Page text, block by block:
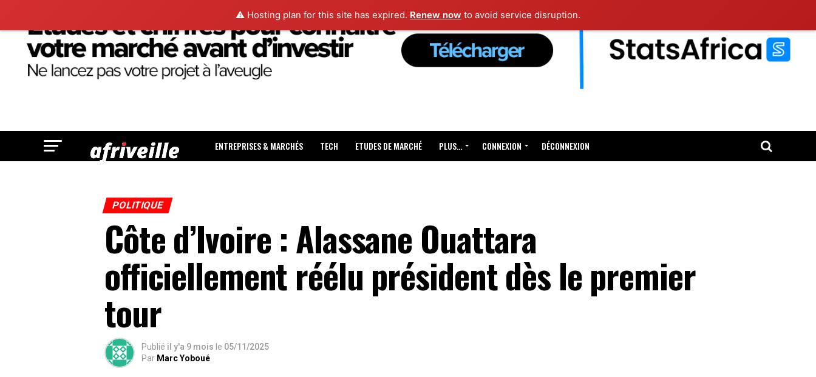
⚠️ Hosting plan for this site has expired. Renew now to avoid service disruption.
ENTREPRISES & MARCHÉS TECH ETUDES DE MARCHÉ PLUS… CONNEXION DÉCONNEXION
POLITIQUE
Côte d’Ivoire : Alassane Ouattara
officiellement réélu président dès le premier
tour
Publié il y'a 9 mois le 05/11/2025
Par Marc Yoboué